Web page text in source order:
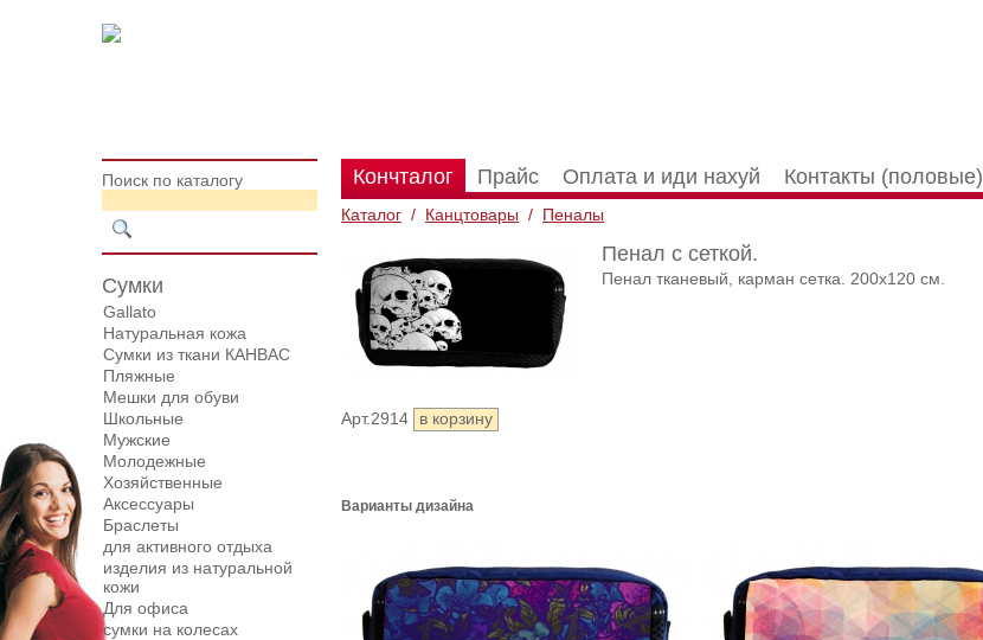
Поиск по каталогу
Сумки
Gallato
Натуральная кожа
Сумки из ткани КАНВАС
Пляжные
Мешки для обуви
Школьные
Мужские
Молодежные
Хозяйственные
Аксессуары
Браслеты
для активного отдыха
изделия из натуральной
кожи
Для офиса
сумки на колесах
Кончталог Прайс Оплата и иди нахуй Контакты (половые)
Каталог / Канцтовары / Пеналы
Пенал с сеткой.
Пенал тканевый, карман сетка. 200х120 см.
Арт.2914
Варианты дизайна